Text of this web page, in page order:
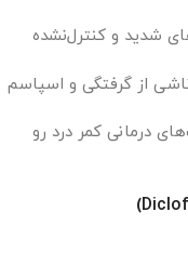
شدید و کنترل‌نشده
از گرفتگی و اسپاسم
درمانی کمر درد رو